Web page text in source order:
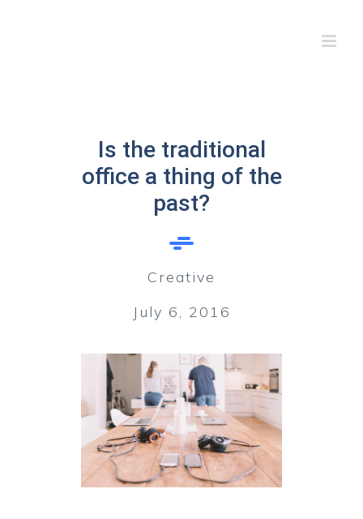
Is the traditional
office a thing of the
past?
Creative
July 6, 2016